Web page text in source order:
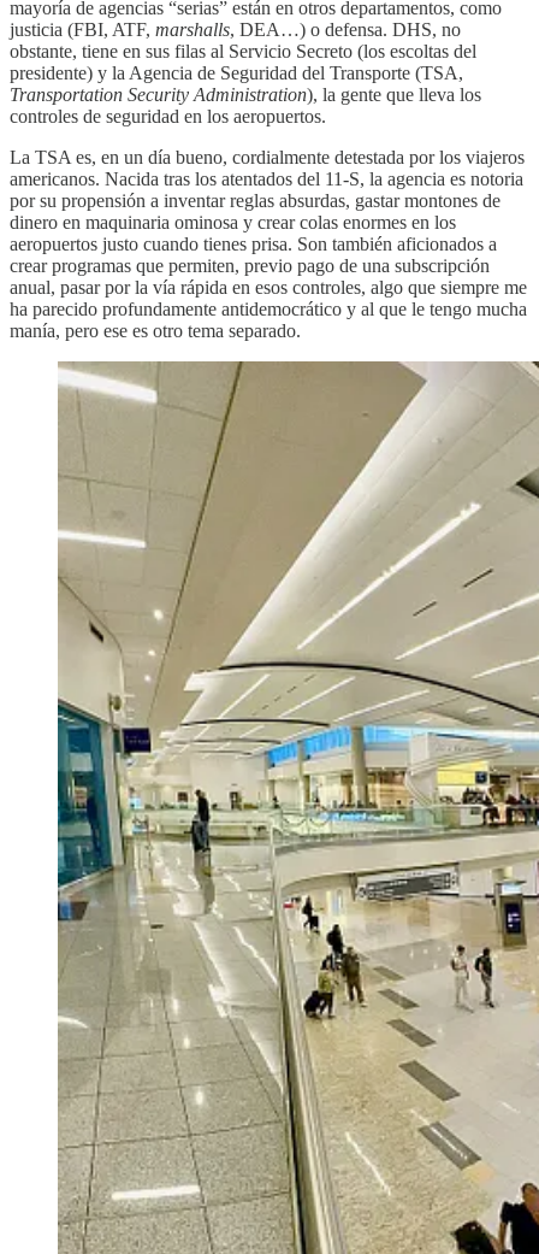
mayoría de agencias “serias” están en otros departamentos, como
justicia (FBI, ATF, marshalls, DEA…) o defensa. DHS, no
obstante, tiene en sus filas al Servicio Secreto (los escoltas del
presidente) y la Agencia de Seguridad del Transporte (TSA,
Transportation Security Administration), la gente que lleva los
controles de seguridad en los aeropuertos.
La TSA es, en un día bueno, cordialmente detestada por los viajeros
americanos. Nacida tras los atentados del 11-S, la agencia es notoria
por su propensión a inventar reglas absurdas, gastar montones de
dinero en maquinaria ominosa y crear colas enormes en los
aeropuertos justo cuando tienes prisa. Son también aficionados a
crear programas que permiten, previo pago de una subscripción
anual, pasar por la vía rápida en esos controles, algo que siempre me
ha parecido profundamente antidemocrático y al que le tengo mucha
manía, pero ese es otro tema separado.